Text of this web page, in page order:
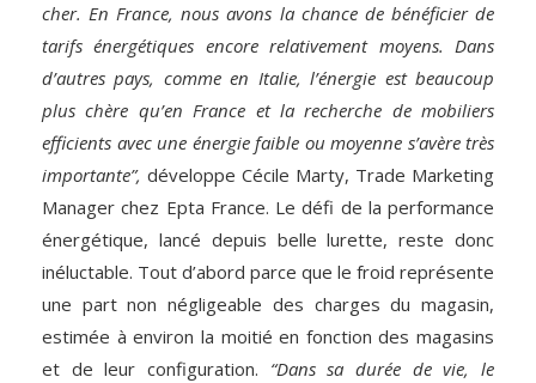
cher. En France, nous avons la chance de bénéficier de
tarifs énergétiques encore relativement moyens. Dans
d’autres pays, comme en Italie, l’énergie est beaucoup
plus chère qu’en France et la recherche de mobiliers
efficients avec une énergie faible ou moyenne s’avère très
importante”, développe Cécile Marty, Trade Marketing
Manager chez Epta France. Le défi de la performance
énergétique, lancé depuis belle lurette, reste donc
inéluctable. Tout d’abord parce que le froid représente
une part non négligeable des charges du magasin,
estimée à environ la moitié en fonction des magasins
et de leur configuration. “Dans sa durée de vie, le